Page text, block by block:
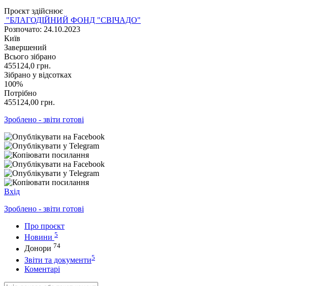
Проєкт здійснює
"БЛАГОДІЙНИЙ ФОНД "СВІЧАДО"
Розпочато: 24.10.2023
Київ
Завершений
Всього зібрано
455124,0 грн.
Зібрано у відсотках
100%
Потрібно
455124,00 грн.
Зроблено - звіти готові
Вхід
Зроблено - звіти готові
Про проєкт
Новини 5
Донори 74
Звіти та документи5
Коментарі